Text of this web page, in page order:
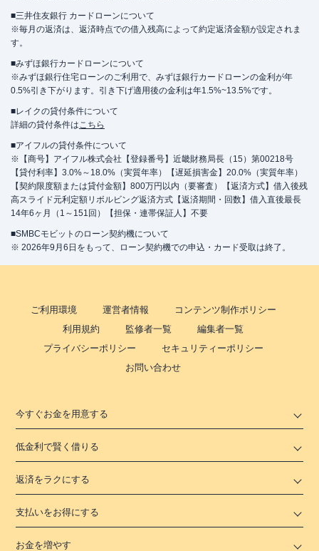
■三井住友銀行 カードローンについて
※毎月の返済は、返済時点での借入残高によって約定返済金額が設定されま
す。
■みずほ銀行カードローンについて
※みずほ銀行住宅ローンのご利用で、みずほ銀行カードローンの金利が年
0.5%引き下がります。引き下げ適用後の金利は年1.5%~13.5%です。
■レイクの貸付条件について
詳細の貸付条件はこちら
■アイフルの貸付条件について
※【商号】アイフル株式会社【登録番号】近畿財務局長（15）第00218号
【貸付利率】3.0%～18.0%（実質年率）【遅延損害金】20.0%（実質年率）
【契約限度額または貸付金額】800万円以内（要審査）【返済方式】借入後残
高スライド元利定額リボルビング返済方式【返済期間・回数】借入直後最長
14年6ヶ月（1～151回）【担保・連帯保証人】不要
■SMBCモビットのローン契約機について
※ 2026年9月6日をもって、ローン契約機での申込・カード受取は終了。
ご利用環境 運営者情報
コンテンツ制作ポリシー
利用規約
監修者一覧
編集者一覧
プライバシーポリシー
セキュリティーポリシー
お問い合わせ
今すぐお金を用意する
低金利で賢く借りる
返済をラクにする
支払いをお得にする
お金を増やす